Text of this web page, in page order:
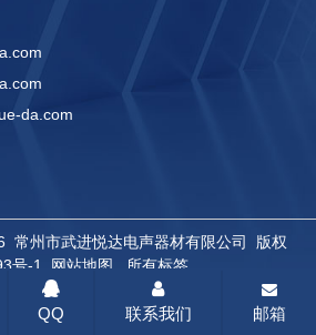
da.com
常州市武进悦达电声器材有限公司 版权
号-1 网站地图 所有标签
QQ 联系我们 邮箱